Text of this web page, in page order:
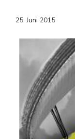
25. Juni 2015